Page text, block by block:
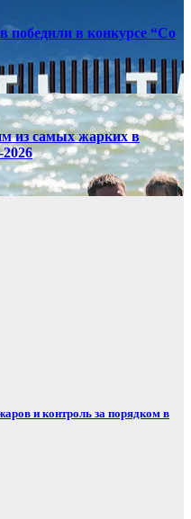
победили в конкурсе “Со
из самых жарких в
и контроль за порядком в